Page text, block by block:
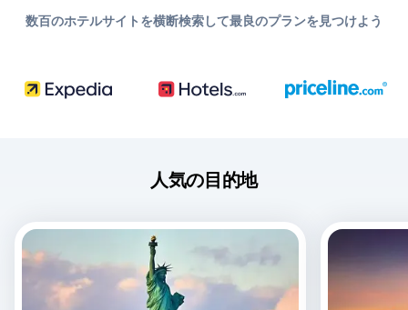
数百のホテルサイトを横断検索して最良のプランを見つけよう
人気の目的地